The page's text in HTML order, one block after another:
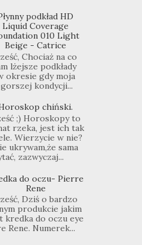
podkład HD
Liquid Coverage
010 Light
Beige - Catrice
Chociaż na co
lżejsze podkłady
okresie gdy moja
kondycji...
chiński.
;) Horoskopy to
rzeka, jest ich tak
Wierzycie w nie?
ukrywam,że sama
zazwyczaj...
do oczu- Pierre
Rene
Dziś o bardzo
produkcie jakim
kredka do oczu eye
Rene. Numerek...